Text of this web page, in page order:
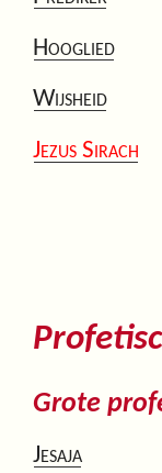
Hooglied
Wijsheid
Jezus Sirach
Grote
Jesaja